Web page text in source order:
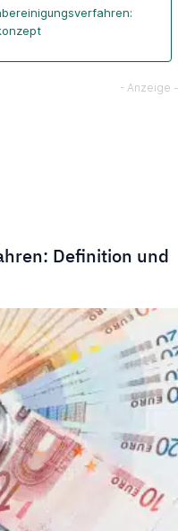
Definition und